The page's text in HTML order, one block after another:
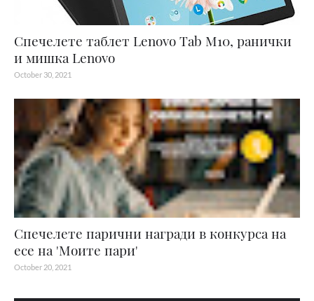
Спечелете таблет Lenovo Tab M10, ранички
и мишка Lenovo
October 30, 2021
Спечелете парични награди в конкурса на
есе на 'Моите пари'
October 20, 2021